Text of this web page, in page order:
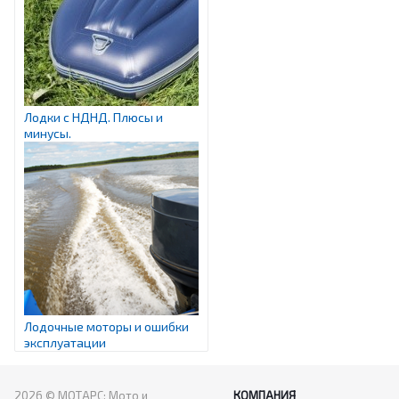
Лодки с НДНД. Плюсы и
минусы.
Лодочные моторы и ошибки
эксплуатации
2026 © МОТАРС: Мото и КОМПАНИЯ